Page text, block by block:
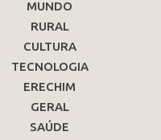
MUNDO
RURAL
CULTURA
TECNOLOGIA
ERECHIM
GERAL
SAÚDE